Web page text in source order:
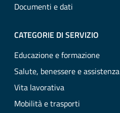
Documenti e dati
CATEGORIE DI SERVIZIO
Educazione e formazione
Salute, benessere e assistenza
Vita lavorativa
Mobilità e trasporti